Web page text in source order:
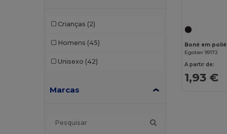
Crianças (2)
Homens (45)
Unisexo (42)
Marcas
Boné em
Egotier 99172
A partir de:
1,93 €